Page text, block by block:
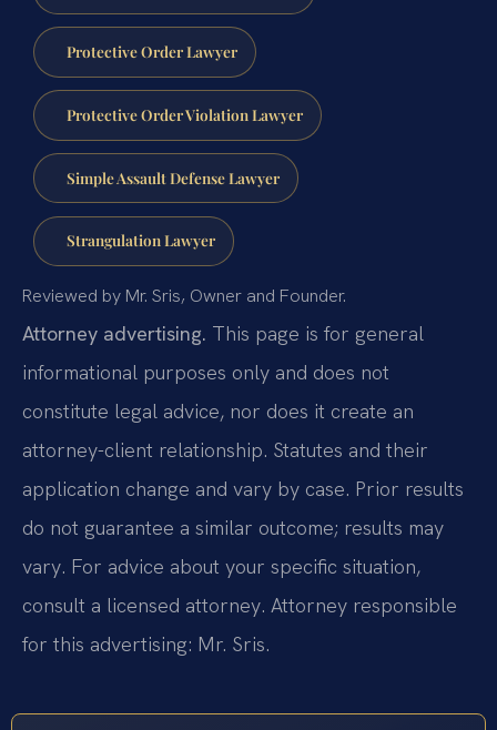
Protective Order Lawyer
Protective Order Violation Lawyer
Simple Assault Defense Lawyer
Strangulation Lawyer
Reviewed by Mr. Sris, Owner and Founder.
Attorney advertising. This page is for general
informational purposes only and does not
constitute legal advice, nor does it create an
attorney-client relationship. Statutes and their
application change and vary by case. Prior results
do not guarantee a similar outcome; results may
vary. For advice about your specific situation,
consult a licensed attorney. Attorney responsible
for this advertising: Mr. Sris.